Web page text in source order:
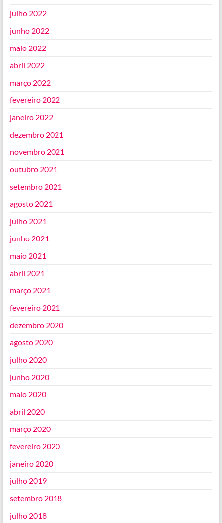
julho 2022
junho 2022
maio 2022
abril 2022
março 2022
fevereiro 2022
janeiro 2022
dezembro 2021
novembro 2021
outubro 2021
setembro 2021
agosto 2021
julho 2021
junho 2021
maio 2021
abril 2021
março 2021
fevereiro 2021
dezembro 2020
agosto 2020
julho 2020
junho 2020
maio 2020
abril 2020
março 2020
fevereiro 2020
janeiro 2020
julho 2019
setembro 2018
julho 2018